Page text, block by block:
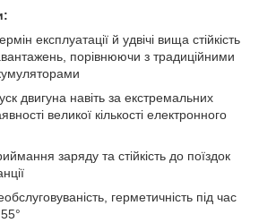
експлуатації й удвічі вища стійкість
порівнюючи з традиційними
двигуна навіть за екстремальних
великої кількості електронного
заряду та стійкість до поїздок
герметичність під час